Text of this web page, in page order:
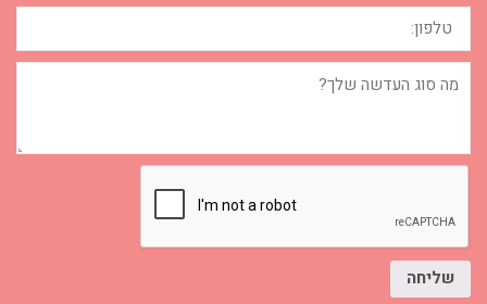
טלפון:
מה
סוג
שליחה